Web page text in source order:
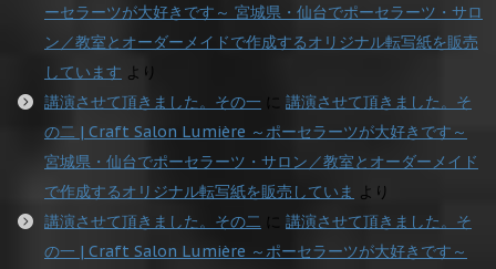
ーセラーツが大好きです～ 宮城県・仙台でポーセラーツ・サロ
ン／教室とオーダーメイドで作成するオリジナル転写紙を販売
しています より
講演させて頂きました。その一 に 講演させて頂きました。そ
の二 | Craft Salon Lumière ～ポーセラーツが大好きです～
宮城県・仙台でポーセラーツ・サロン／教室とオーダーメイド
で作成するオリジナル転写紙を販売していま より
講演させて頂きました。その二 に 講演させて頂きました。そ
の一 | Craft Salon Lumière ～ポーセラーツが大好きです～